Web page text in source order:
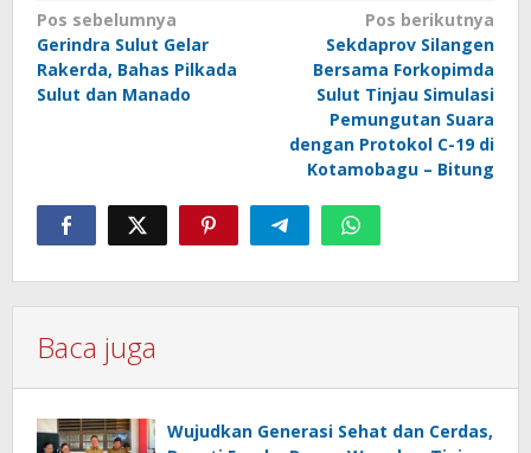
Navigasi
pos
Pos sebelumnya
Gerindra Sulut Gelar
Rakerda, Bahas Pilkada
Sulut dan Manado
Pos berikutnya
Sekdaprov Silangen
Bersama Forkopimda
Sulut Tinjau Simulasi
Pemungutan Suara
dengan Protokol C-19 di
Kotamobagu – Bitung
Baca juga
Wujudkan Generasi Sehat dan Cerdas,